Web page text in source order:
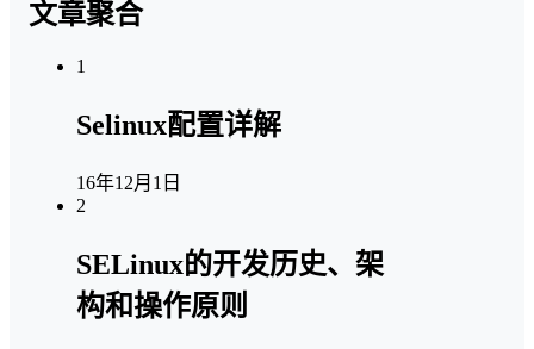
文章聚合
1
Selinux配置详解
16年12月1日
2
SELinux的开发历史、架
构和操作原则